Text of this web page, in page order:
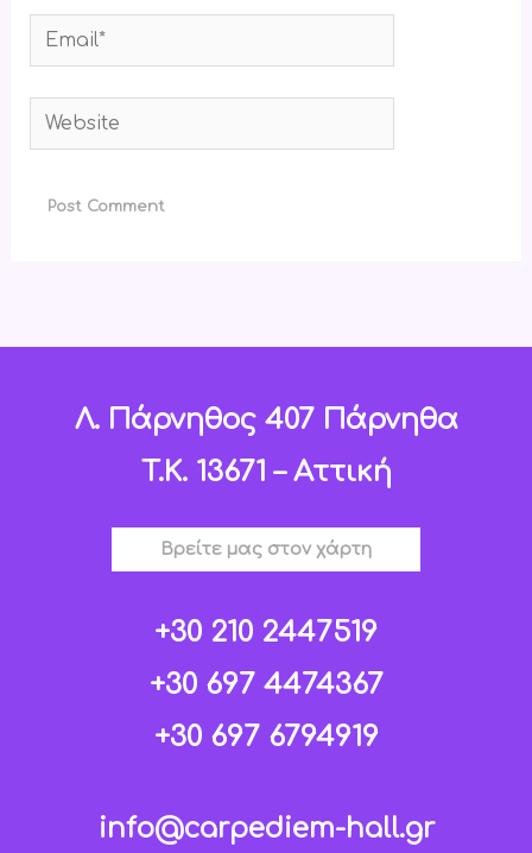
Email*
Website
Λ. Πάρνηθος 407 Πάρνηθα
T.K. 13671 – Αττική
Βρείτε μας στον χάρτη
+30 210 2447519
+30 697 4474367
+30 697 6794919
info@carpediem-hall.gr